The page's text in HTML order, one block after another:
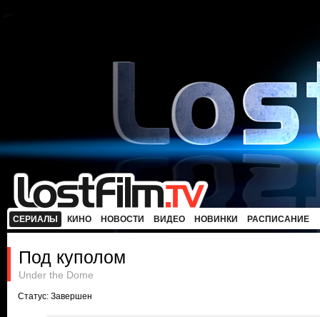
СЕРИАЛЫ КИНО НОВОСТИ ВИДЕО НОВИНКИ РАСПИСАНИЕ
Под куполом
Under the Dome
Статус: Завершен